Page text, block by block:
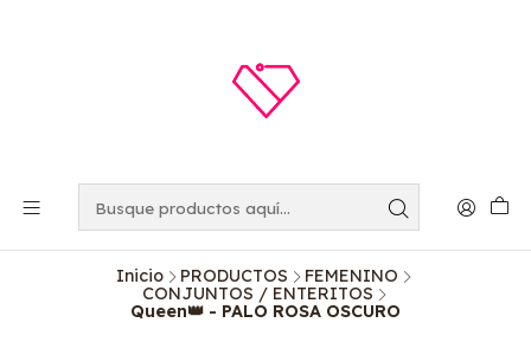
Inicio PRODUCTOS
FEMENINO
CONJUNTOS / ENTERITOS
Queen👑 - PALO ROSA OSCURO